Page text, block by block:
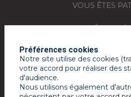
VOUS ÊTES
VOUS ÊTES
REJOIGNEZ-
Préférences cookies
Notre site utilise des cookies
votre accord pour réaliser des
d'audience.
Nous utilisons également